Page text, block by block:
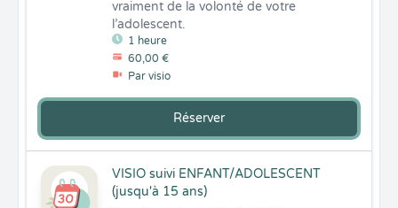
1 heure
60,00 €
Par visio
vraiment de la volonté de votre
l’adolescent.
Réserver
VISIO suivi ENFANT/ADOLESCENT
(jusqu'à 15 ans)